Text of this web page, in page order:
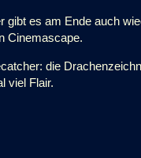
gibt es am Ende auch
Cinemascape.
die
viel Flair.